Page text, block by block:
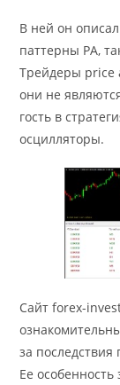
В ней он
паттерны РА,
Трейдеры price
они не
гость в
осцилляторы.
Сайт forex-
за
Ее